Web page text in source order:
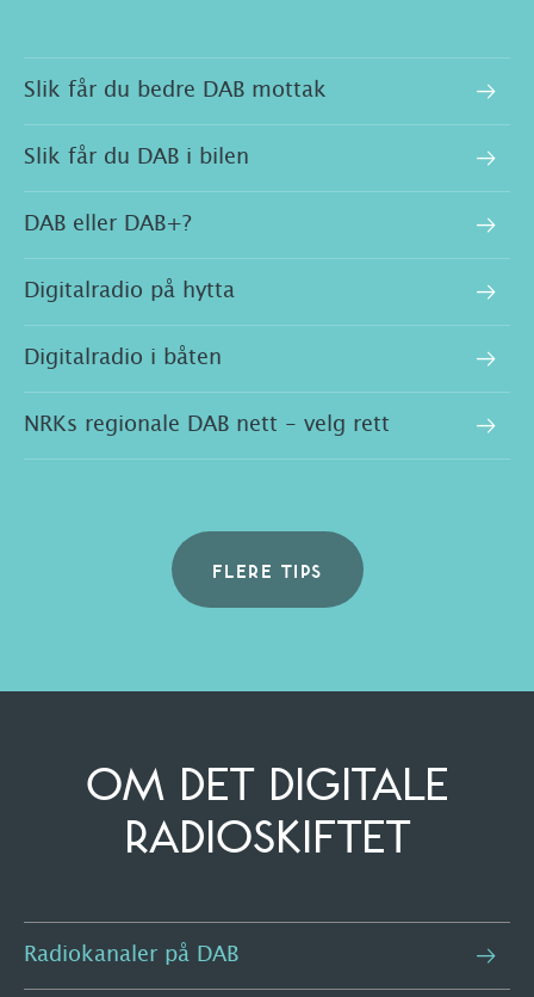
Slik får du bedre DAB mottak
Slik får du DAB i bilen
DAB eller DAB+?
Digitalradio på hytta
Digitalradio i båten
NRKs regionale DAB nett - velg rett
FLERE TIPS
OM DET DIGITALE
RADIOSKIFTET
Radiokanaler på DAB